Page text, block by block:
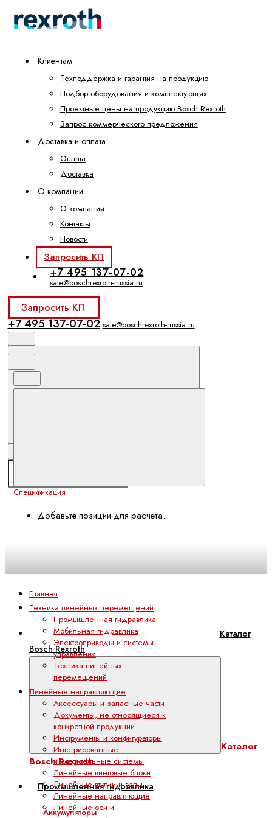
Клиентам
Техподдержка и гарантия на продукцию
Подбор оборудования и комплектующих
Проектные цены на продукцию Bosch Rexroth
Запрос коммерческого предложения
Доставка и оплата
Оплата
Доставка
О компании
О компании
Контакты
Новости
Запросить КП
+7 495 137-07-02
sale@boschrexroth-russia.ru
Запросить КП
+7 495 137-07-02 sale@boschrexroth-russia.ru
Спецификация
Добавьте позиции для расчета.
Каталог
Bosch Rexroth
Каталог
Bosch Rexroth
Промышленная гидравлика
Аккумуляторы
Главная
Техника линейных перемещений
Промышленная гидравлика
Мобильная гидравлика
Электроприводы и системы
управления
Техника линейных
перемещений
Линейные направляющие
Аксессуары и запасные части
Документы, не относящиеся к
конкретной продукции
Инструменты и конфигураторы
Интегрированные
измерительные системы
Линейные винтовые блоки
Линейные втулки и валы
Линейные направляющие
Линейные оси и